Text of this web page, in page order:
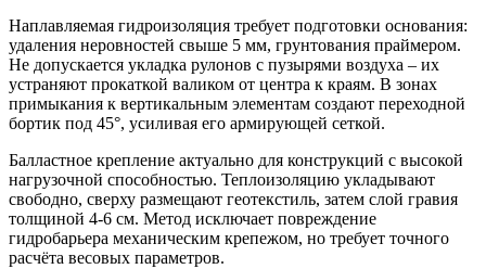
Наплавляемая гидроизоляция требует подготовки основания:
удаления неровностей свыше 5 мм, грунтования праймером.
Не допускается укладка рулонов с пузырями воздуха – их
устраняют прокаткой валиком от центра к краям. В зонах
примыкания к вертикальным элементам создают переходной
бортик под 45°, усиливая его армирующей сеткой.
Балластное крепление актуально для конструкций с высокой
нагрузочной способностью. Теплоизоляцию укладывают
свободно, сверху размещают геотекстиль, затем слой гравия
толщиной 4-6 см. Метод исключает повреждение
гидробарьера механическим крепежом, но требует точного
расчёта весовых параметров.